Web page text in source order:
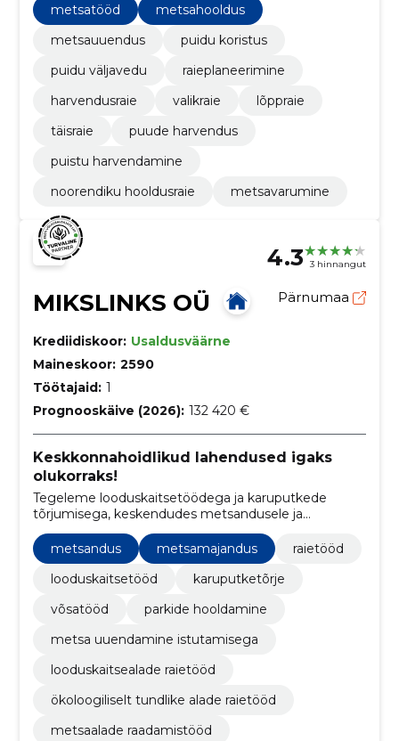
metsatööd
metsahooldus
metsauuendus
puidu koristus
puidu väljavedu
raieplaneerimine
harvendusraie
valikraie
lõppraie
täisraie
puude harvendus
puistu harvendamine
noorendiku hooldusraie
metsavarumine
4.3 3 hinnangut
MIKSLINKS OÜ Pärnumaa
Krediidiskoor: Usaldusväärne
Maineskoor: 2590
Töötajaid: 1
Prognooskäive (2026): 132 420 €
Keskkonnahoidlikud lahendused igaks
olukorraks!
Tegeleme looduskaitsetöödega ja karuputkede
tõrjumisega, keskendudes metsandusele ja
metsandus
metsamajandus
raietööd
looduskaitsetööd
karuputketõrje
võsatööd
parkide hooldamine
metsa uuendamine istutamisega
looduskaitsealade raietööd
ökoloogiliselt tundlike alade raietööd
metsaalade raadamistööd